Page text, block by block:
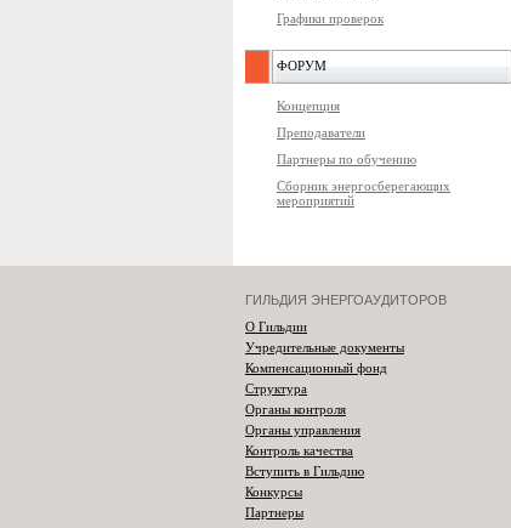
Графики проверок
ФОРУМ
Концепция
Преподаватели
Партнеры по обучению
Сборник энергосберегающих
мероприятий
ГИЛЬДИЯ ЭНЕРГОАУДИТОРОВ
О Гильдии
Учредительные документы
Компенсационный фонд
Структура
Органы контроля
Органы управления
Контроль качества
Вступить в Гильдию
Конкурсы
Партнеры